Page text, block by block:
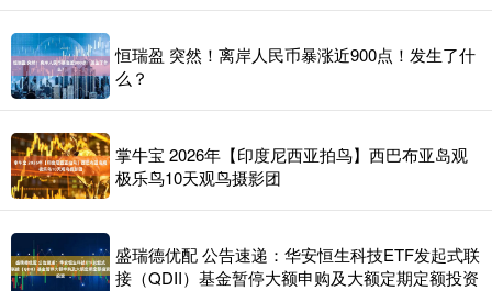
恒瑞盈 突然！离岸人民币暴涨近900点！发生了什
么？
掌牛宝 2026年【印度尼西亚拍鸟】西巴布亚岛观
极乐鸟10天观鸟摄影团
盛瑞德优配 公告速递：华安恒生科技ETF发起式联
接（QDII）基金暂停大额申购及大额定期定额投资